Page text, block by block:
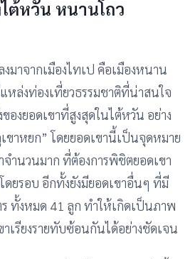
ไต้หวัน หนานโถว
งมาจากเมืองไทเป คือเมืองหนาน
หล่งท่องเที่ยวธรรมชาติที่น่าสนใจ
องยอดเขาที่สูงสุดในไต้หวัน อย่าง
ขาหยก” โดยยอดเขานี้เป็นจุดหมาย
ำนวนมาก ที่ต้องการพิชิตยอดเขา
ยรอบ อีกทั้งยังมียอดเขาอื่นๆ ที่มี
ร ทั้งหมด 41 ลูก ทำให้เกิดเป็นภาพ
เรียงรายทับซ้อนกันได้อย่างชัดเจน